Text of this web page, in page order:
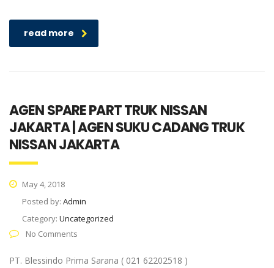
read more
AGEN SPARE PART TRUK NISSAN
JAKARTA | AGEN SUKU CADANG TRUK
NISSAN JAKARTA
May 4, 2018
Posted by: Admin
Category: Uncategorized
No Comments
PT. Blessindo Prima Sarana ( 021 62202518 )